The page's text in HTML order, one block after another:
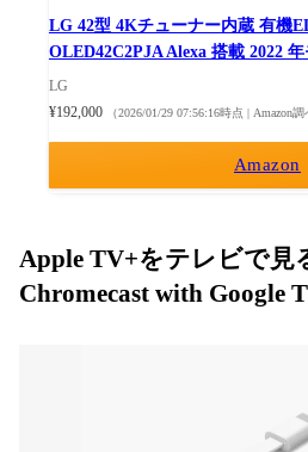
LG 42型 4Kチューナー内蔵 有機
OLED42C2PJA Alexa 搭載 2022
LG
¥192,000
（2026/01/29 07:56:16時点 | Amazon調
Amazon
Apple TV+をテレビで見
Chromecast with Google